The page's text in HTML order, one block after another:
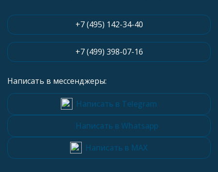
+7 (495) 142-34-40
+7 (499) 398-07-16
Написать в мессенджеры:
Написать в Telegram
Написать в Whatsapp
Написать в MAX